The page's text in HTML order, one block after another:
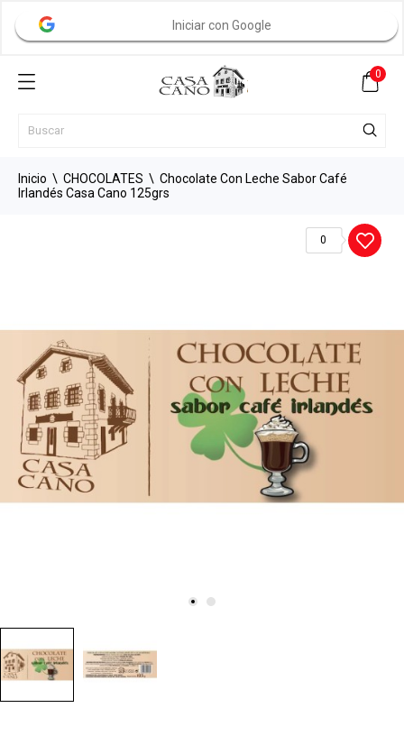
Iniciar con Google
0
Inicio CHOCOLATES
Chocolate Con Leche Sabor Café
Irlandés Casa Cano 125grs
0